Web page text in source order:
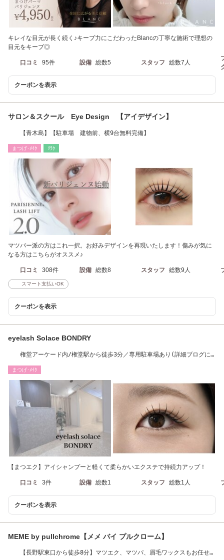
キレイな目元が長く続く♪キープ力にこだわったBlancの丁寧な施術で理想の
目元をキープ◎
口コミ 95件 設備 総数5 スタッフ 総数7人
クーポンを表示
サロン＆スクール Eye Design 【アイデザイン】
【青木島】【駐車場 建物前、横9台無料完備】
まつげ･ﾒｲｸ ﾘﾗｸ
マツパー派の方はこれ一択。お好みデザインを再現いたします！傷みが気に
なる方はこちらがオススメ♪
口コミ 308件 設備 総数8 スタッフ 総数9人
スマート支払いOK
クーポンを表示
eyelash Solace BONDRY
権堂アーケード内/権堂駅から徒歩3分／専用駐車場あり(詳細ブログに
まつげ･ﾒｲｸ
【まつエク】アイシャンプーと軽くて柔らかいエクステで持続力アップ！
口コミ 3件 設備 総数1 スタッフ 総数1人
クーポンを表示
MEME by pullchrome【メメ バイ プルクローム】
【長野駅東口から徒歩8分】マツエク、マツパ、眉毛ワックスもお任せく